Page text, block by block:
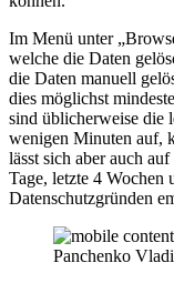
Im Menü unter
welche die Daten
die Daten manuell
dies möglichst
sind üblicherweise die
wenigen Minuten auf,
lässt sich aber auch
Tage, letzte 4 Wochen
Datenschutzgründen
Panchenko